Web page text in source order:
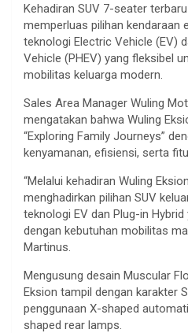
Kehadiran SUV 7-seater
memperluas pilihan kendaraan
teknologi Electric Vehicle (EV)
Vehicle (PHEV) yang fleksibel
mobilitas keluarga modern.
Sales Area Manager Wuling
mengatakan bahwa Wuling
“Exploring Family Journeys”
kenyamanan, efisiensi, serta
“Melalui kehadiran Wuling
menghadirkan pilihan SUV
teknologi EV dan Plug-in
dengan kebutuhan mobilitas
Martinus.
Mengusung desain Muscular
Eksion tampil dengan karakter
penggunaan X-shaped
shaped rear lamps.